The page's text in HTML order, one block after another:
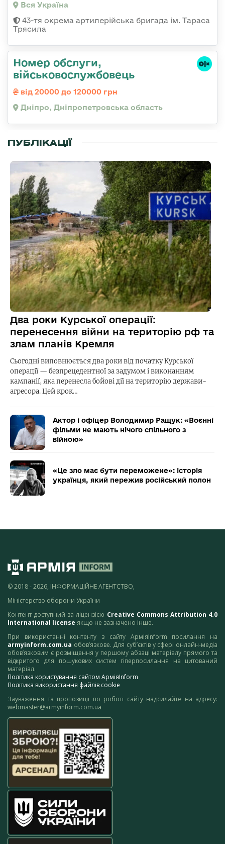
Вся Україна
43-тя окрема артилерійська бригада ім. Тараса
Трясила
Номер обслуги,
військовослужбовець
від 20000 до 120000 грн
Дніпро, Дніпропетровська область
ПУБЛІКАЦІЇ
Два роки Курської операції:
перенесення війни на територію рф та
злам планів Кремля
Сьогодні виповнюється два роки від початку Курської
операції — безпрецедентної за задумом і виконанням
кампанії, яка перенесла бойові дії на територію держави-
агресора. Цей крок…
Актор і офіцер Володимир Ращук: «Воєнні
фільми не мають нічого спільного з
війною»
«Це зло має бути переможене»: історія
українця, який пережив російський полон
© 2018 - 2026, ІНФОРМАЦІЙНЕ АГЕНТСТВО,
Міністерство оборони України
Контент доступний за ліцензією Creative Commons Attribution 4.0
International license якщо не зазначено інше.
При використанні контенту з сайту АрміяInform посилання на
armyinform.com.ua обов’язкове. Для суб’єктів у сфері онлайн-медіа
обов’язковим є розміщення у першому абзаці матеріалу прямого та
відкритого для пошукових систем гіперпосилання на цитований
матеріал.
Політика користування сайтом АрміяInform
Політика використання файлів cookie
Зауваження та пропозиції по роботі сайту надсилайте на адресу:
webmaster@armyinform.com.ua